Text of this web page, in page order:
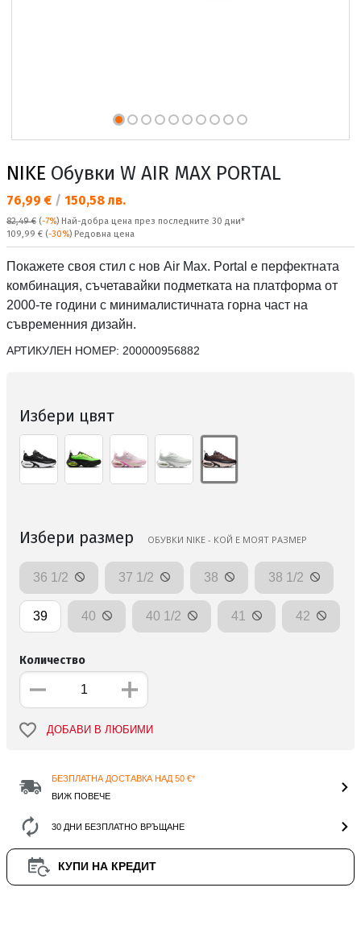
NIKE Обувки W AIR MAX PORTAL
Текуща цена:
76,99 € / 150,58 лв.
82,49 € (-7%) Най-добра цена през последните 30 дни*
Редовна цена:
109,99 € (-30%) Редовна цена
Покажете своя стил с нов Air Max. Portal е перфектната
комбинация, съчетавайки подметката на платформа от
2000-те години с минималистичната горна част на
съвременния дизайн.
АРТИКУЛЕН НОМЕР: 200000956882
Избери цвят
Избери размер ОБУВКИ NIKE - КОЙ Е МОЯТ РАЗМЕР
36 1/2 37 1/2 38 38 1/2
39 40 40 1/2 41 42
Количество
ДОБАВИ В ЛЮБИМИ
БЕЗПЛАТНА ДОСТАВКА НАД 50 €*
ВИЖ ПОВЕЧЕ
30 ДНИ БЕЗПЛАТНО ВРЪЩАНЕ
КУПИ НА КРЕДИТ